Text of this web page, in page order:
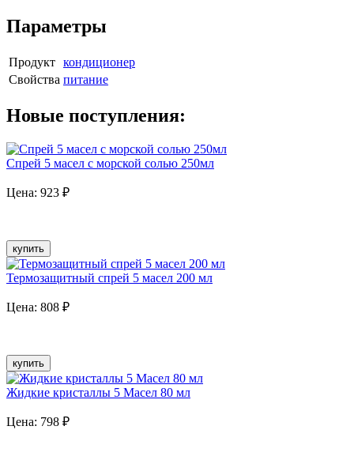
Параметры
Продукт кондиционер
Свойства питание
Новые поступления:
Спрей 5 масел с морской солью 250мл
Цена: 923 ₽
купить
Термозащитный спрей 5 масел 200 мл
Цена: 808 ₽
купить
Жидкие кристаллы 5 Масел 80 мл
Цена: 798 ₽